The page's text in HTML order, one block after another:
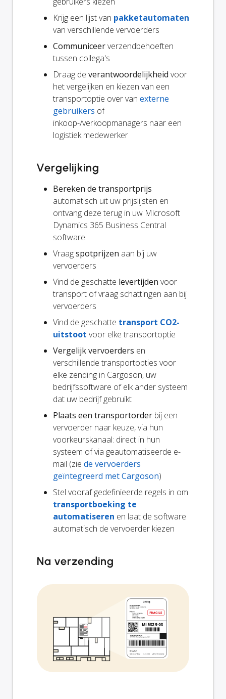
Krijg een lijst van pakketautomaten
van verschillende vervoerders
Communiceerverzendbehoeften
tussen collega's
Draag de verantwoordelijkheid voor
het vergelijken en kiezen van een
transportoptie over van externe
gebruikers of
inkoop-/verkoopmanagers naar een
logistiek medewerker
Vergelijking
Bereken de transportprijs
automatisch uit uw prijslijsten en
ontvang deze terug in uw Microsoft
Dynamics 365 Business Central
software
Vraagspotprijzen aan bij uw
vervoerders
Vind de geschatte levertijden voor
transport of vraag schattingen aan bij
vervoerders
Vind de geschatte transport CO2-
uitstoot voor elke transportoptie
Vergelijk vervoerders en
verschillende transportopties voor
elke zending in Cargoson, uw
bedrijfssoftware of elk ander systeem
dat uw bedrijf gebruikt
Plaats een transportorder bij een
vervoerder naar keuze, via hun
voorkeurskanaal: direct in hun
systeem of via geautomatiseerde e-
mail (zie de vervoerders
geïntegreerd met Cargoson)
Stel vooraf gedefinieerde regels in om
transportboeking te
automatiseren en laat de software
automatisch de vervoerder kiezen
Na verzending